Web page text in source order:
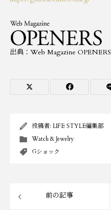
出典：Web Magazine OPENERS
投稿者: LIFE STYLE編集部
Watch & Jewelry
Gショック
前の記事